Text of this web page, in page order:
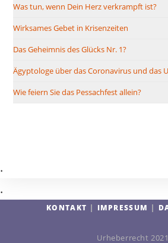
Was tun, wenn Dein Herz verkrampft ist?
Wirksames Gebet in Krisenzeiten
Das Geheimnis des Glücks Nr. 1?
Ägyptologe über das Coronavirus und das
Wie feiern Sie das Pessachfest allein?
.
.
KONTAKT IMPRESSUM
Urheberrecht 2021